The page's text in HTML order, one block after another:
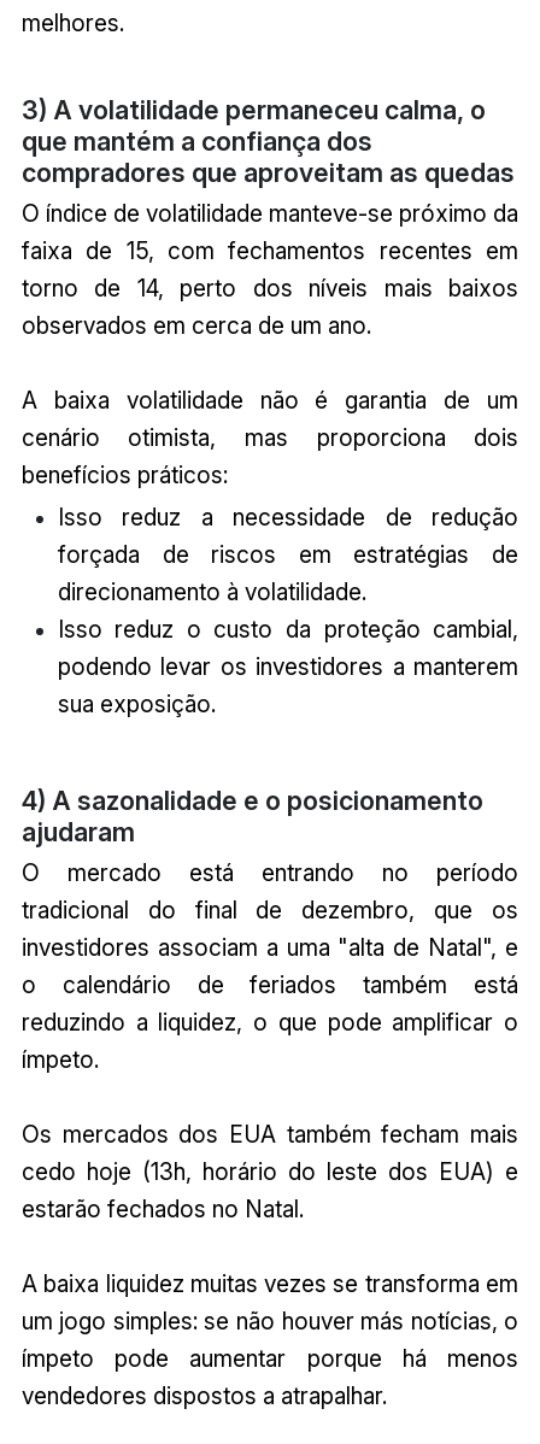
melhores.
3) A volatilidade permaneceu calma, o
que mantém a confiança dos
compradores que aproveitam as quedas
O índice de volatilidade manteve-se próximo da
faixa de 15, com fechamentos recentes em
torno de 14, perto dos níveis mais baixos
observados em cerca de um ano.
A baixa volatilidade não é garantia de um
cenário otimista, mas proporciona dois
benefícios práticos:
Isso reduz a necessidade de redução
forçada de riscos em estratégias de
direcionamento à volatilidade.
Isso reduz o custo da proteção cambial,
podendo levar os investidores a manterem
sua exposição.
4) A sazonalidade e o posicionamento
ajudaram
O mercado está entrando no período
tradicional do final de dezembro, que os
investidores associam a uma "alta de Natal", e
o calendário de feriados também está
reduzindo a liquidez, o que pode amplificar o
ímpeto.
Os mercados dos EUA também fecham mais
cedo hoje (13h, horário do leste dos EUA) e
estarão fechados no Natal.
A baixa liquidez muitas vezes se transforma em
um jogo simples: se não houver más notícias, o
ímpeto pode aumentar porque há menos
vendedores dispostos a atrapalhar.